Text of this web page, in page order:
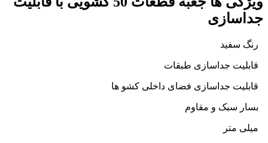
جداسازی
رنگ سفید
قابلیت جداسازی طبقات
قابلیت جداسازی فضای داخلی کشو ها
بسار سبک و مقاوم
میلی متر